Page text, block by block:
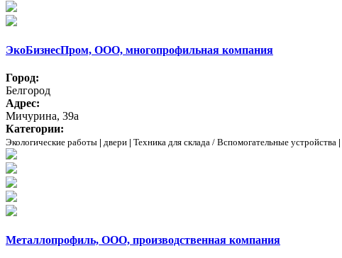
ЭкоБизнесПром, ООО, многопрофильная компания
Город:
Белгород
Адрес:
Мичурина, 39а
Категории:
Экологические работы | двери | Техника для склада / Вспомогательные устройства |
Металлопрофиль, ООО, производственная компания